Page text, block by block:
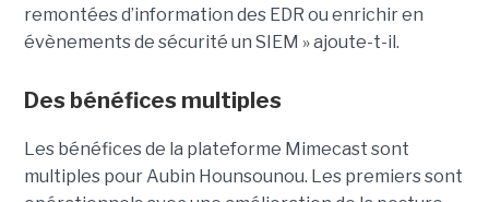
remontées d’information des EDR ou enrichir en
évènements de sécurité un SIEM » ajoute-t-il.
Des bénéfices multiples
Les bénéfices de la plateforme Mimecast sont
multiples pour Aubin Hounsounou. Les premiers sont